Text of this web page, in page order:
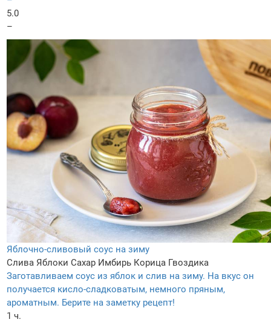
5.0
–
Яблочно-сливовый соус на зиму
Слива Яблоки Сахар Имбирь Корица Гвоздика
Заготавливаем соус из яблок и слив на зиму. На вкус он
получается кисло-сладковатым, немного пряным,
ароматным. Берите на заметку рецепт!
1 ч.